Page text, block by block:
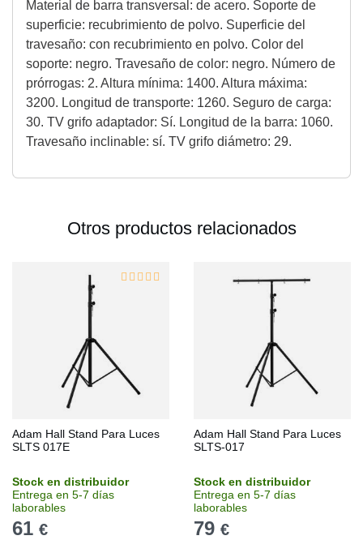
Material de barra transversal: de acero. Soporte de
superficie: recubrimiento de polvo. Superficie del
travesaño: con recubrimiento en polvo. Color del
soporte: negro. Travesaño de color: negro. Número de
prórrogas: 2. Altura mínima: 1400. Altura máxima:
3200. Longitud de transporte: 1260. Seguro de carga:
30. TV grifo adaptador: Sí. Longitud de la barra: 1060.
Travesaño inclinable: sí. TV grifo diámetro: 29.
Otros productos relacionados
Adam Hall Stand Para Luces
SLTS 017E
Stock en distribuidor
Entrega en 5-7 días
laborables
61 €
Adam Hall Stand Para Luces
SLTS-017
Stock en distribuidor
Entrega en 5-7 días
laborables
79 €